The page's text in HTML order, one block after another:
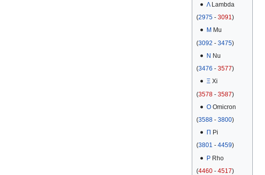
ΛLambda
(2975 - 3091)
Μ Mu
(3092 - 3475)
Ν Nu
(3476 - 3577)
ΞXi
(3578 - 3587)
ΟOmicron
(3588 - 3800)
Π Pi
(3801 - 4459)
ΡRho
(4460 - 4517)